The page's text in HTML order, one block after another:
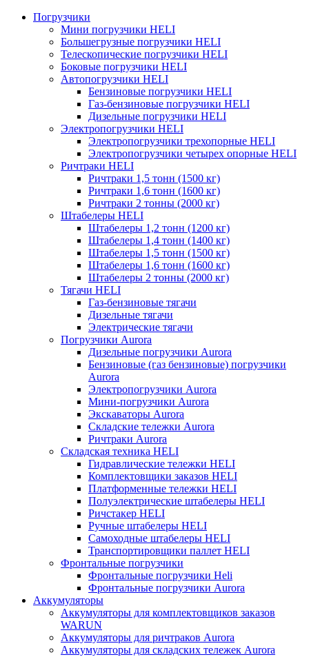
Погрузчики
Мини погрузчики HELI
Большегрузные погрузчики HELI
Телескопические погрузчики HELI
Боковые погрузчики HELI
Автопогрузчики HELI
Бензиновые погрузчики HELI
Газ-бензиновые погрузчики HELI
Дизельные погрузчики HELI
Электропогрузчики HELI
Электропогрузчики трехопорные HELI
Электропогрузчики четырех опорные HELI
Ричтраки HELI
Ричтраки 1,5 тонн (1500 кг)
Ричтраки 1,6 тонн (1600 кг)
Ричтраки 2 тонны (2000 кг)
Штабелеры HELI
Штабелеры 1,2 тонн (1200 кг)
Штабелеры 1,4 тонн (1400 кг)
Штабелеры 1,5 тонн (1500 кг)
Штабелеры 1,6 тонн (1600 кг)
Штабелеры 2 тонны (2000 кг)
Тягачи HELI
Газ-бензиновые тягачи
Дизельные тягачи
Электрические тягачи
Погрузчики Aurora
Дизельные погрузчики Aurora
Бензиновые (газ бензиновые) погрузчики
Aurora
Электропогрузчики Aurora
Мини-погрузчики Aurora
Экскаваторы Aurora
Складские тележки Aurora
Ричтраки Aurora
Складская техника HELI
Гидравлические тележки HELI
Комплектовщики заказов HELI
Платформенные тележки HELI
Полуэлектрические штабелеры HELI
Ричстакер HELI
Ручные штабелеры HELI
Самоходные штабелеры HELI
Транспортировщики паллет HELI
Фронтальные погрузчики
Фронтальные погрузчики Heli
Фронтальные погрузчики Aurora
Аккумуляторы
Аккумуляторы для комплектовщиков заказов
WARUN
Аккумуляторы для ричтраков Aurora
Аккумуляторы для складских тележек Aurora